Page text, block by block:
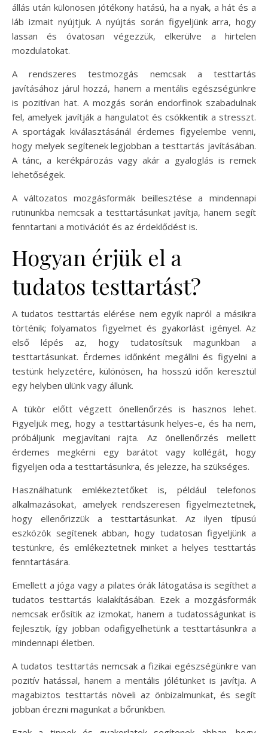
állás után különösen jótékony hatású, ha a nyak, a hát és a
láb izmait nyújtjuk. A nyújtás során figyeljünk arra, hogy
lassan és óvatosan végezzük, elkerülve a hirtelen
mozdulatokat.
A rendszeres testmozgás nemcsak a testtartás
javításához járul hozzá, hanem a mentális egészségünkre
is pozitívan hat. A mozgás során endorfinok szabadulnak
fel, amelyek javítják a hangulatot és csökkentik a stresszt.
A sportágak kiválasztásánál érdemes figyelembe venni,
hogy melyek segítenek legjobban a testtartás javításában.
A tánc, a kerékpározás vagy akár a gyaloglás is remek
lehetőségek.
A változatos mozgásformák beillesztése a mindennapi
rutinunkba nemcsak a testtartásunkat javítja, hanem segít
fenntartani a motivációt és az érdeklődést is.
Hogyan érjük el a
tudatos testtartást?
A tudatos testtartás elérése nem egyik napról a másikra
történik; folyamatos figyelmet és gyakorlást igényel. Az
első lépés az, hogy tudatosítsuk magunkban a
testtartásunkat. Érdemes időnként megállni és figyelni a
testünk helyzetére, különösen, ha hosszú időn keresztül
egy helyben ülünk vagy állunk.
A tükör előtt végzett önellenőrzés is hasznos lehet.
Figyeljük meg, hogy a testtartásunk helyes-e, és ha nem,
próbáljunk megjavítani rajta. Az önellenőrzés mellett
érdemes megkérni egy barátot vagy kollégát, hogy
figyeljen oda a testtartásunkra, és jelezze, ha szükséges.
Használhatunk emlékeztetőket is, például telefonos
alkalmazásokat, amelyek rendszeresen figyelmeztetnek,
hogy ellenőrizzük a testtartásunkat. Az ilyen típusú
eszközök segítenek abban, hogy tudatosan figyeljünk a
testünkre, és emlékeztetnek minket a helyes testtartás
fenntartására.
Emellett a jóga vagy a pilates órák látogatása is segíthet a
tudatos testtartás kialakításában. Ezek a mozgásformák
nemcsak erősítik az izmokat, hanem a tudatosságunkat is
fejlesztik, így jobban odafigyelhetünk a testtartásunkra a
mindennapi életben.
A tudatos testtartás nemcsak a fizikai egészségünkre van
pozitív hatással, hanem a mentális jólétünket is javítja. A
magabiztos testtartás növeli az önbizalmunkat, és segít
jobban érezni magunkat a bőrünkben.